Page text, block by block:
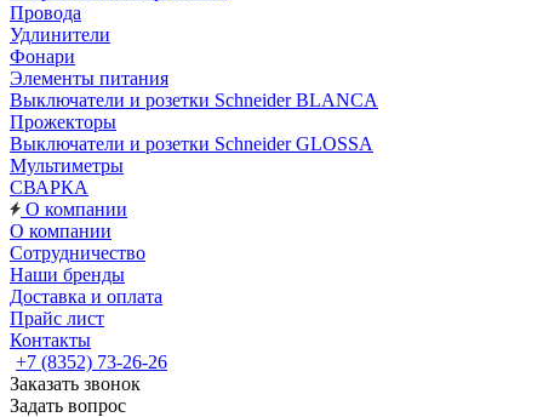
Провода
Удлинители
Фонари
Элементы питания
Выключатели и розетки Schneider BLANCA
Прожекторы
Выключатели и розетки Schneider GLOSSA
Мультиметры
СВАРКА
О компании
О компании
Сотрудничество
Наши бренды
Доставка и оплата
Прайс лист
Контакты
+7 (8352) 73-26-26
Заказать звонок
Задать вопрос